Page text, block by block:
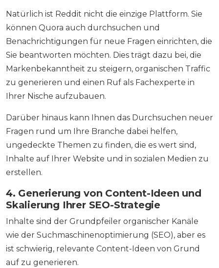
Natürlich ist Reddit nicht die einzige Plattform. Sie
können Quora auch durchsuchen und
Benachrichtigungen für neue Fragen einrichten, die
Sie beantworten möchten. Dies trägt dazu bei, die
Markenbekanntheit zu steigern, organischen Traffic
zu generieren und einen Ruf als Fachexperte in
Ihrer Nische aufzubauen.
Darüber hinaus kann Ihnen das Durchsuchen neuer
Fragen rund um Ihre Branche dabei helfen,
ungedeckte Themen zu finden, die es wert sind,
Inhalte auf Ihrer Website und in sozialen Medien zu
erstellen.
4. Generierung von Content-Ideen und
Skalierung Ihrer SEO-Strategie
Inhalte sind der Grundpfeiler organischer Kanäle
wie der Suchmaschinenoptimierung (SEO), aber es
ist schwierig, relevante Content-Ideen von Grund
auf zu generieren.